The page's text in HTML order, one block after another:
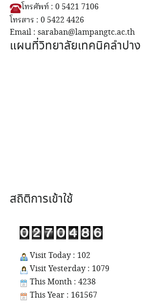
โทรศัพท์ : 0 5421 7106
โทรสาร : 0 5422 4426
Email : saraban@lampangtc.ac.th
แผนที่วิทยาลัยเทคนิคลำปาง
สถิติการเข้าใช้
Visit Today : 102
Visit Yesterday : 1079
This Month : 4238
This Year : 161567